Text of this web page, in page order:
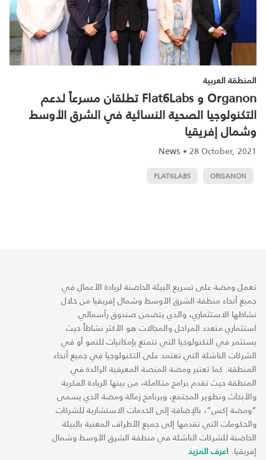
المنطقة العربية
Organon و Flat6Labs تطلقان مسرعاً لدعم
التكنولوجيا الصحية النسائية في الشرق الأوسط
وشمال إفريقيا
News •28 October, 2021
ORGANON
FLAT6LABS
تعمل ومضة على تسريع البيئة الحاضنة لريادة الأعمال في
جميع أنحاء منطقة الشرق الأوسط وشمال إفريقيا من خلال
نشاطها الاستثماري، والذي يتضمن صندوق رأسمالي
استثماري متعدد المراحل والمجالات هو الأكثر نشاطاً حيث
يستثمر في التكنولوجيا التي تتمتع بإمكانيات للنمو أو في
الشركات الناشئة التي تعتمد على التكنولوجيا في جميع أنحاء
المنطقة. كما تعتبر ومضة المنصة المعرفية الرائدة في
المنطقة حيث تقدم برامج متكاملة، من بينها الريادة الفكرية
والأبحاث وتطوير المجتمع، وبرنامج زمالة ومضة الذي يسمى
“ومضة إكس“، بالإضافة إلى الخدمات الاستشارية للشركات
والحكومات التي تقدمها إلى جميع الأطراف المعنية بالبيئة
الحاضنة للشركات الناشئة في منطقة الشرق الأوسط وشمال
إفريقيا. اعرف المزيد